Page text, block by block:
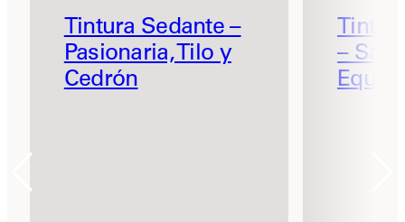
Tintura Sedante –
Pasionaria, Tilo y
Cedrón
–